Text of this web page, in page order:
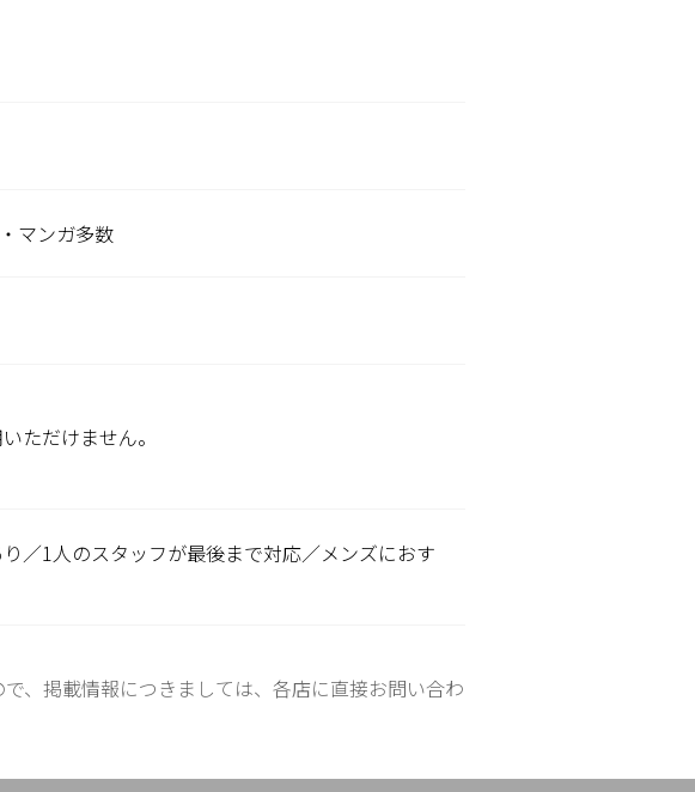
マンガ多数
ただけません。
／1人のスタッフが最後まで対応／メンズにおす
、掲載情報につきましては、各店に直接お問い合わ